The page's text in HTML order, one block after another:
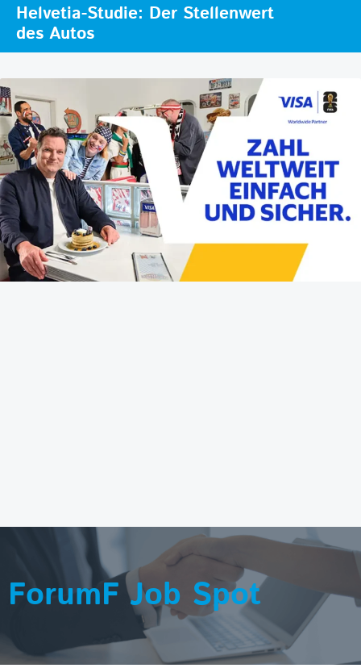
Helvetia-Studie: Der Stellenwert
des Autos
ForumF Job Spot